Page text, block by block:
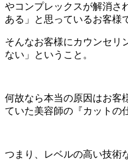
やコンプレックスが解消さ
ある」と思っているお客様
そんなお客様にカウンセリ
ない」ということ。
何故なら本当の原因はお客
ていた美容師の『カットの
つまり、レベルの高い技術